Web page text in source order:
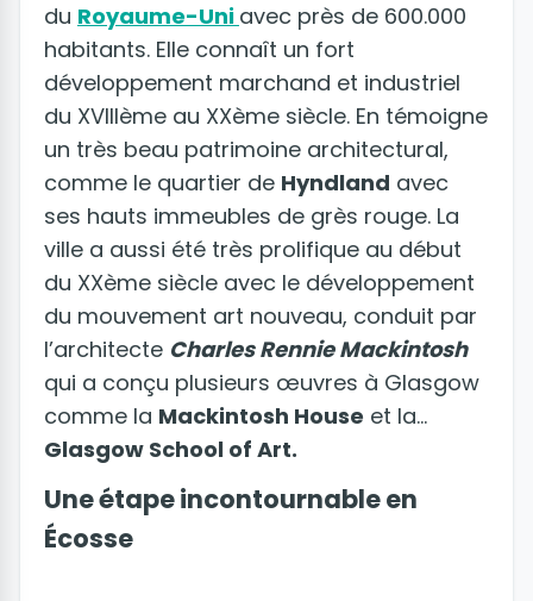
du Royaume-Uni avec près de 600.000
habitants. Elle connaît un fort
développement marchand et industriel
du XVIIIème au XXème siècle. En témoigne
un très beau patrimoine architectural,
comme le quartier de Hyndland avec
ses hauts immeubles de grès rouge. La
ville a aussi été très prolifique au début
du XXème siècle avec le développement
du mouvement art nouveau, conduit par
l’architecte Charles Rennie Mackintosh
qui a conçu plusieurs œuvres à Glasgow
comme la Mackintosh House et la
Glasgow School of Art.
Une étape incontournable en
Écosse